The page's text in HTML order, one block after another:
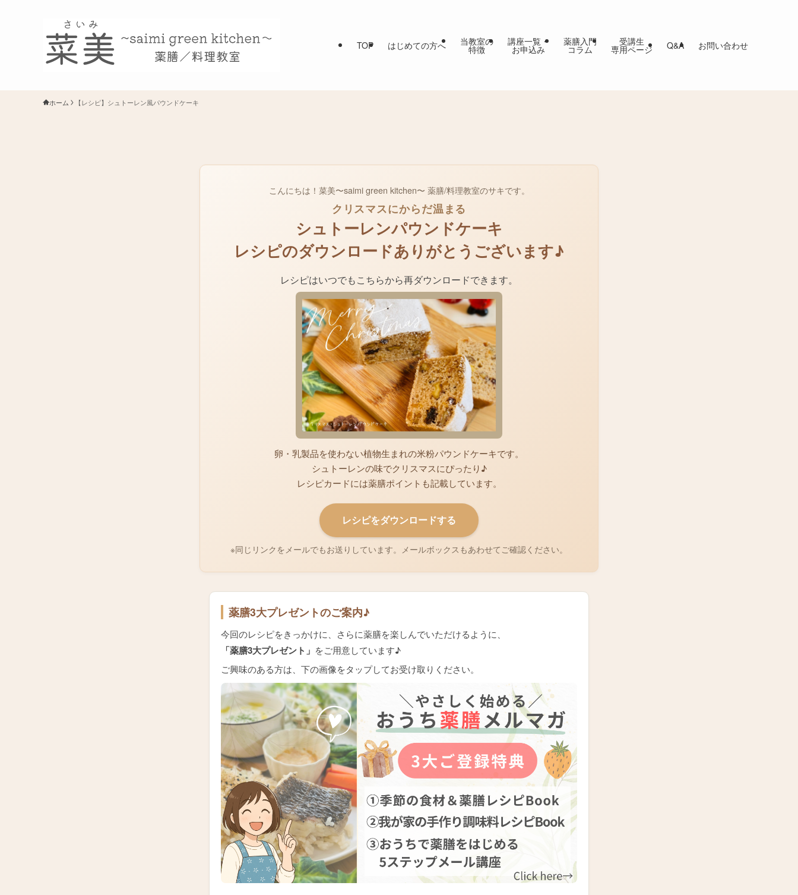
TOP はじめての方へ 当教室の
特徴
講座一覧・
お申込み
薬膳入門
コラム
受講生
専用ページ Q&A お問い合わせ
ホーム 【レシピ】シュトーレン風パウンドケーキ
こんにちは！菜美〜saimi green kitchen〜 薬膳/料理教室のサキです。
クリスマスにからだ温まる
シュトーレンパウンドケーキ
レシピのダウンロードありがとうございます♪
レシピはいつでもこちらから再ダウンロードできます。
卵・乳製品を使わない植物生まれの米粉パウンドケーキです。
シュトーレンの味でクリスマスにぴったり♪
レシピカードには薬膳ポイントも記載しています。
レシピをダウンロードする
※同じリンクをメールでもお送りしています。メールボックスもあわせてご確認ください。
薬膳3大プレゼントのご案内♪
今回のレシピをきっかけに、さらに薬膳を楽しんでいただけるように、
「薬膳3大プレゼント」 をご用意しています♪
ご興味のある方は、下の画像をタップしてお受け取りください。